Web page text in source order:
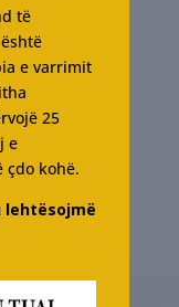
të
e varrimit
25
e
çdo kohë.
lehtësojmë